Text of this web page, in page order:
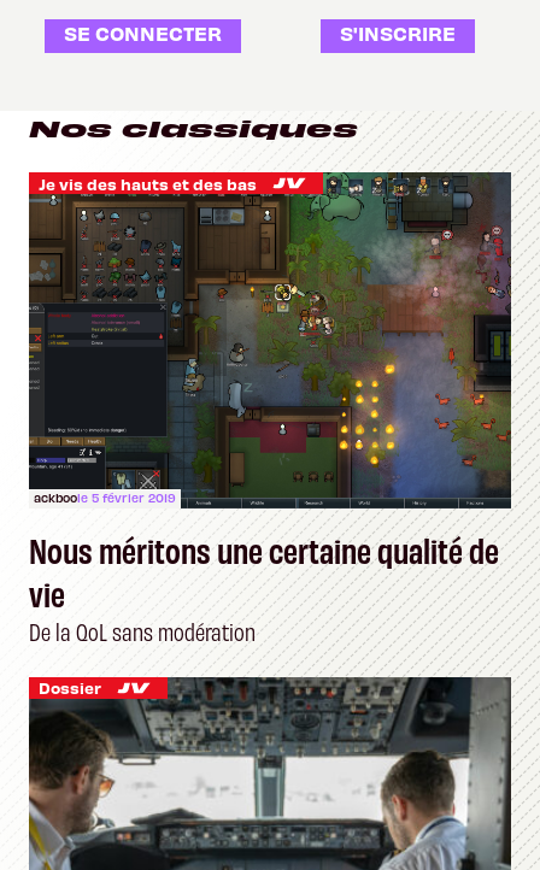
SE CONNECTER S'INSCRIRE
Nos classiques
Je vis des hauts et des bas
ackboole 5 février 2019
Nous méritons une certaine qualité de
vie
De la QoL sans modération
Dossier